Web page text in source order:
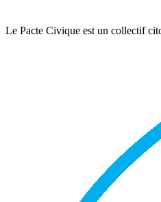
Le Pacte Civique est un collectif